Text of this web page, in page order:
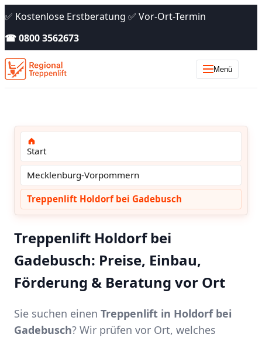
✅ Kostenlose Erstberatung ✅ Vor-Ort-Termin
☎ 0800 3562673
Menü
Start
Mecklenburg-Vorpommern
Treppenlift Holdorf bei Gadebusch
Treppenlift Holdorf bei
Gadebusch: Preise, Einbau,
Förderung & Beratung vor Ort
Sie suchen einen Treppenlift in Holdorf bei
Gadebusch? Wir prüfen vor Ort, welches